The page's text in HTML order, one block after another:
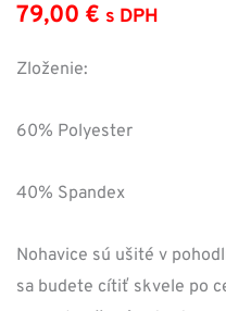
79,00 € s DPH
Zloženie:
60% Polyester
40% Spandex
Nohavice sú ušité v
sa budete cítiť skvele po